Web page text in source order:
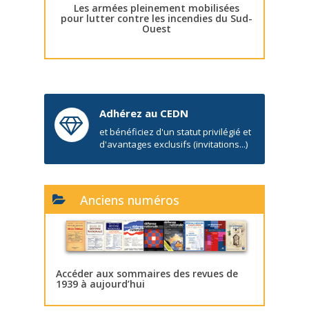
Les armées pleinement mobilisées
pour lutter contre les incendies du Sud-
Ouest
Adhérez au CEDN
et bénéficiez d'un statut privilégié et
d'avantages exclusifs (invitations...)
Anciens numéros
Accéder aux sommaires des revues de
1939 à aujourd’hui